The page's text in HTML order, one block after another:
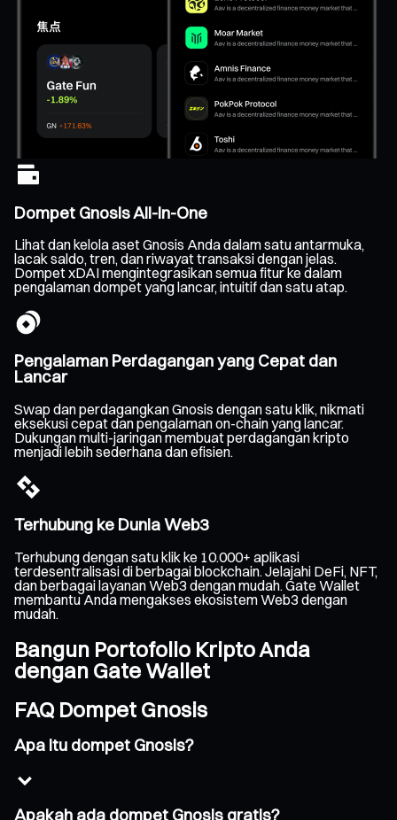
Dompet Gnosis All-In-One
Lihat dan kelola aset Gnosis Anda dalam satu antarmuka,
lacak saldo, tren, dan riwayat transaksi dengan jelas.
Dompet xDAI mengintegrasikan semua fitur ke dalam
pengalaman dompet yang lancar, intuitif dan satu atap.
Pengalaman Perdagangan yang Cepat dan
Lancar
Swap dan perdagangkan Gnosis dengan satu klik, nikmati
eksekusi cepat dan pengalaman on-chain yang lancar.
Dukungan multi-jaringan membuat perdagangan kripto
menjadi lebih sederhana dan efisien.
Terhubung ke Dunia Web3
Terhubung dengan satu klik ke 10.000+ aplikasi
terdesentralisasi di berbagai blockchain. Jelajahi DeFi, NFT,
dan berbagai layanan Web3 dengan mudah. Gate Wallet
membantu Anda mengakses ekosistem Web3 dengan
mudah.
Bangun Portofolio Kripto Anda
dengan Gate Wallet
FAQ Dompet Gnosis
Apa itu dompet Gnosis?
Apakah ada dompet Gnosis gratis?